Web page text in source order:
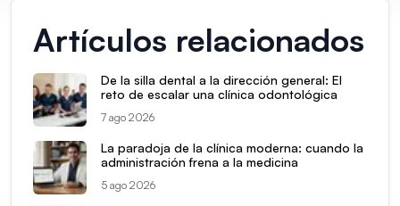
Artículos relacionados
De la silla dental a la dirección general: El
reto de escalar una clínica odontológica
7 ago 2026
La paradoja de la clínica moderna: cuando la
administración frena a la medicina
5 ago 2026